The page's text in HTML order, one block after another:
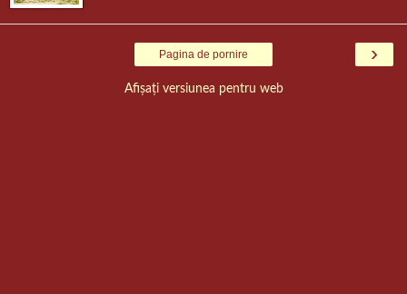
›
Pagina de pornire
Afișați versiunea pentru web